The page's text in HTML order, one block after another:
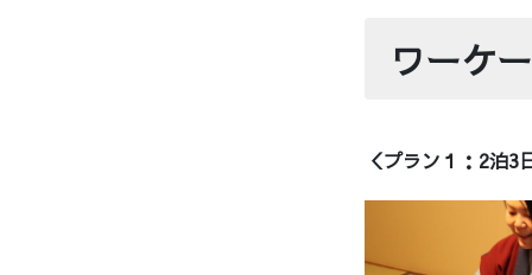
ワーケ
＜プラン１：2泊3